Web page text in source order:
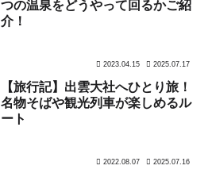
つの温泉をどうやって回るかご紹
介！
2023.04.15 2025.07.17
【旅行記】出雲大社へひとり旅！
名物そばや観光列車が楽しめるル
ート
2022.08.07 2025.07.16